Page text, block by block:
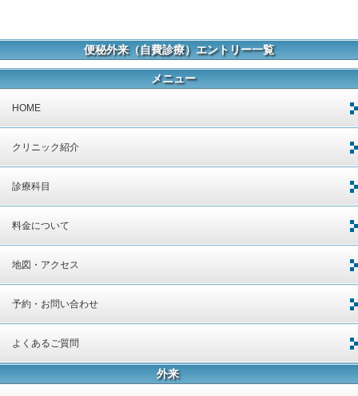
便秘外来（自費診療）エントリー一覧
メニュー
HOME
クリニック紹介
診療科目
料金について
地図・アクセス
予約・お問い合わせ
よくあるご質問
外来